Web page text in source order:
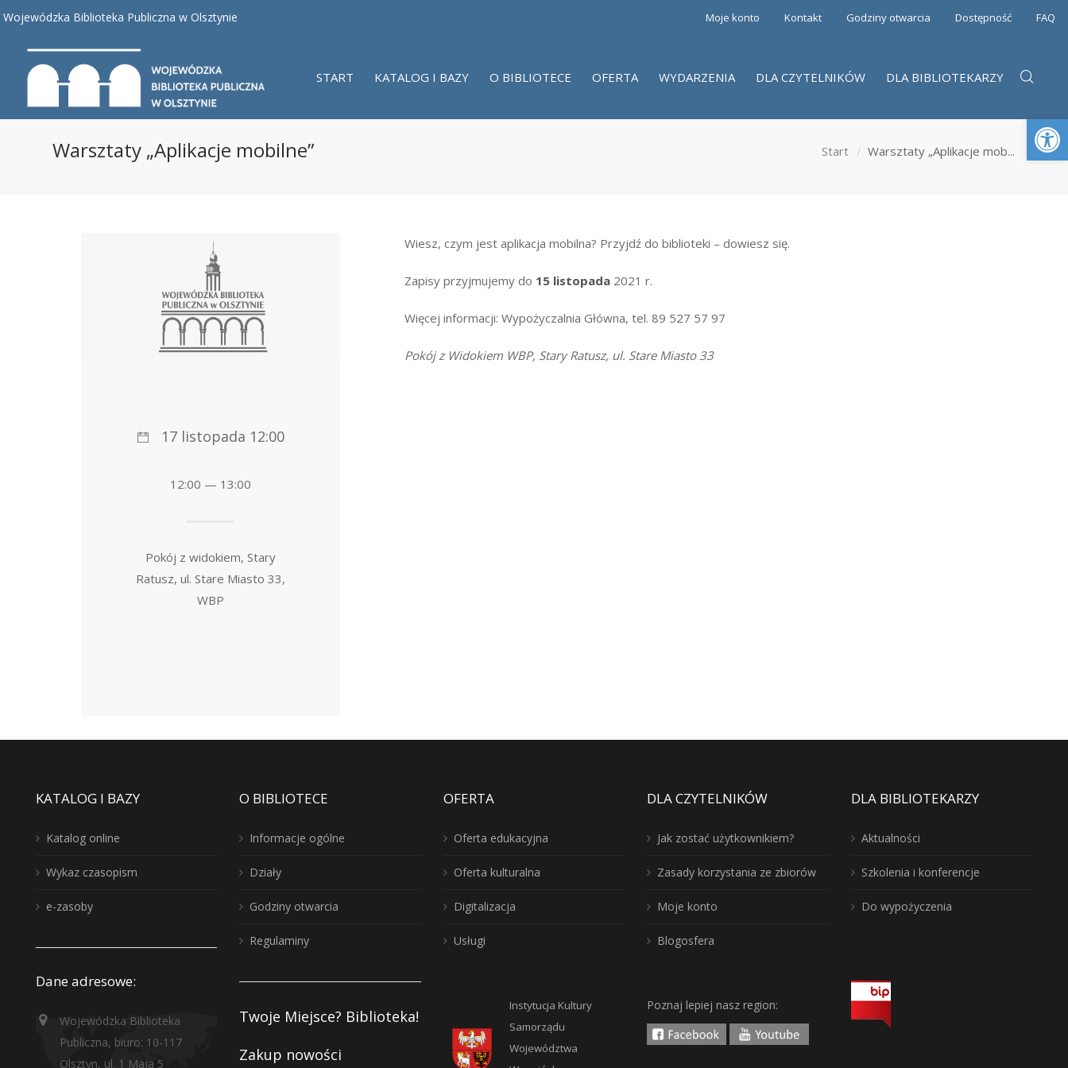
Wojewódzka Biblioteka Publiczna w Olsztynie Moje konto Kontakt Godziny otwarcia Dostępność FAQ
START KATALOG I BAZY O BIBLIOTECE OFERTA WYDARZENIA DLA CZYTELNIKÓW DLA BIBLIOTEKARZY
Warsztaty „Aplikacje mobilne” Start Warsztaty „Aplikacje mob...
Wiesz, czym jest aplikacja mobilna? Przyjdź do biblioteki – dowiesz się.
Zapisy przyjmujemy do 15 listopada2021 r.
Więcej informacji: Wypożyczalnia Główna, tel. 89 527 57 97
Pokój z Widokiem WBP, Stary Ratusz, ul. Stare Miasto 33
17 listopada 12:00
12:00 — 13:00
Pokój z widokiem, Stary
Ratusz, ul. Stare Miasto 33,
WBP
KATALOG I BAZY
Katalog online
Wykaz czasopism
e-zasoby
Dane adresowe:
Wojewódzka Biblioteka
Publiczna, biuro: 10-117
Olsztyn, ul. 1 Maja 5
O BIBLIOTECE
Informacje ogólne
Działy
Godziny otwarcia
Regulaminy
Twoje Miejsce? Biblioteka!
Zakup nowości
OFERTA
Oferta edukacyjna
Oferta kulturalna
Digitalizacja
Usługi
Instytucja Kultury
Samorządu
Województwa
DLA CZYTELNIKÓW
Jak zostać użytkownikiem?
Zasady korzystania ze zbiorów
Moje konto
Blogosfera
Poznaj lepiej nasz region:
DLA BIBLIOTEKARZY
Aktualności
Szkolenia i konferencje
Do wypożyczenia